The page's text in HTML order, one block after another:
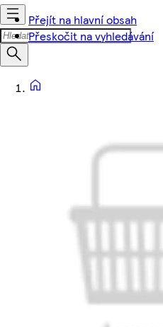
Přejít na hlavní obsah
Přeskočit na vyhledávání